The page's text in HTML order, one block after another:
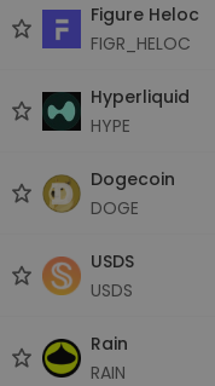
Figure Heloc
FIGR_HELOC
Hyperliquid
HYPE
Dogecoin
DOGE
USDS
USDS
Rain
RAIN